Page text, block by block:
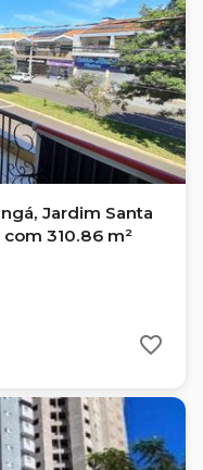
Jardim Santa
310.86 m²